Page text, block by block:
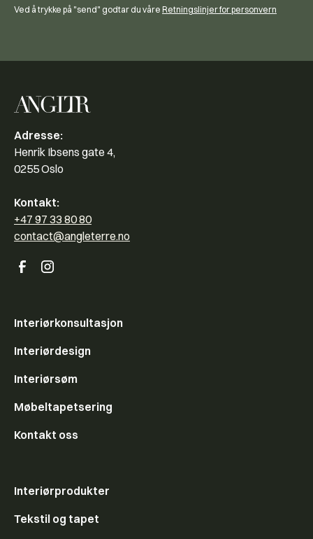
Ved å trykke på "send" godtar du våre Retningslinjer for personvern
Adresse:
Henrik Ibsens gate 4,
0255 Oslo
Kontakt:
+47 97 33 80 80
contact@angleterre.no
Interiørkonsultasjon
Interiørdesign
Interiørsøm
Møbeltapetsering
Kontakt oss
Interiørprodukter
Tekstil og tapet